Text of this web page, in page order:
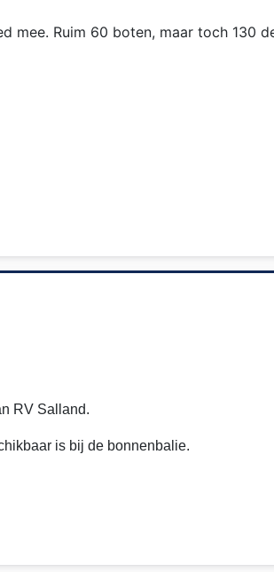
mee. Ruim 60 boten, maar toch 130
RV Salland.
is bij de bonnenbalie.